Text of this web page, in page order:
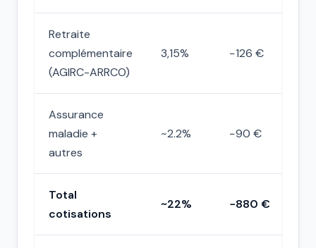
Retraite
complémentaire
(AGIRC-ARRCO)
3,15% −126 €
Assurance
maladie +
autres
~2.2% −90 €
Total
cotisations
~22% −880 €